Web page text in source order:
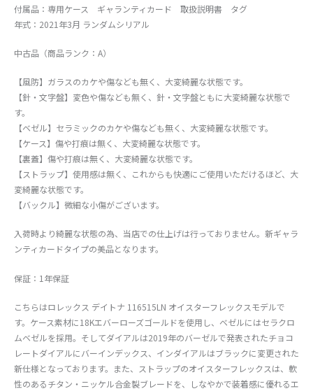
付属品：専用ケース ギャランティカード 取扱説明書 タグ
年式：2021年3月 ランダムシリアル
中古品（商品ランク：A）
【風防】ガラスのカケや傷なども無く、大変綺麗な状態です。
【針・文字盤】変色や傷なども無く、針・文字盤ともに大変綺麗な状態で
す。
【ベゼル】セラミックのカケや傷なども無く、大変綺麗な状態です。
【ケース】傷や打痕は無く、大変綺麗な状態です。
【裏蓋】傷や打痕は無く、大変綺麗な状態です。
【ストラップ】使用感は無く、これからも快適にご使用いただけるほど、大
変綺麗な状態です。
【バックル】微細な小傷がございます。
入荷時より綺麗な状態の為、当店での仕上げは行っておりません。新ギャラ
ンティカードタイプの美品となります。
保証：1年保証
こちらはロレックス デイトナ 116515LN オイスターフレックスモデルで
す。ケース素材に18Kエバーローズゴールドを使用し、ベゼルにはセラクロ
ムベゼルを採用。そしてダイアルは2019年のバーゼルで発表されたチョコ
レートダイアルにバーインデックス、インダイアルはブラックに変更された
新仕様となっております。また、ストラップのオイスターフレックスは、軟
性のあるチタン・ニッケル合金製ブレードを、しなやかで装着感に優れるエ